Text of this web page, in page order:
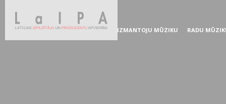
IZMANTOJU MŪZIKU RADU